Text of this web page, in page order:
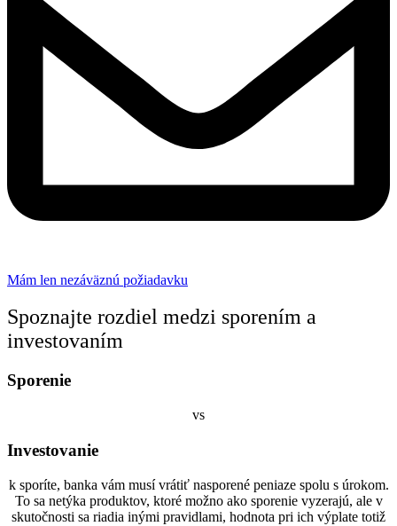
Mám len nezáväznú požiadavku
Spoznajte rozdiel medzi sporením a
investovaním
Sporenie
vs
Investovanie
k sporíte, banka vám musí vrátiť nasporené peniaze spolu s úrokom.
To sa netýka produktov, ktoré možno ako sporenie vyzerajú, ale v
skutočnosti sa riadia inými pravidlami, hodnota pri ich výplate totiž